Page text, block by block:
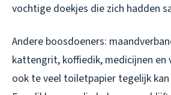
vochtige doekjes die zich hadden
Andere boosdoeners:
kattengrit, koffiedik, medicijnen en
ook te veel toiletpapier tegelijk